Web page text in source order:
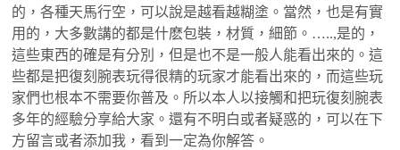
的，各種天馬行空，可以說是越看越糊塗。當然，也是有實
用的，大多數講的都是什麽包裝，材質，細節。…..,是的，
這些東西的確是有分別，但是也不是一般人能看出來的。這
些都是把復刻腕表玩得很精的玩家才能看出來的，而這些玩
家們也根本不需要你普及。所以本人以接觸和把玩復刻腕表
多年的經驗分享給大家。還有不明白或者疑惑的，可以在下
方留言或者添加我，看到一定為你解答。